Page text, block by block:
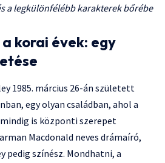
a legkülönfélébb karakterek bőrébe
korai évek: egy
1985. március 26-án született
egy olyan családban, ahol a
is központi szerepet
Macdonald neves drámaíró,
pedig színész. Mondhatni, a